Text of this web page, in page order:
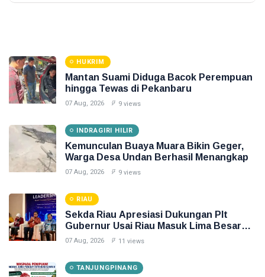
HUKRIM
Mantan Suami Diduga Bacok Perempuan
hingga Tewas di Pekanbaru
07 Aug, 2026 9 views
INDRAGIRI HILIR
Kemunculan Buaya Muara Bikin Geger,
Warga Desa Undan Berhasil Menangkap
07 Aug, 2026 9 views
RIAU
Sekda Riau Apresiasi Dukungan Plt
Gubernur Usai Riau Masuk Lima Besar
ADLG Awards 2026
07 Aug, 2026 11 views
TANJUNGPINANG